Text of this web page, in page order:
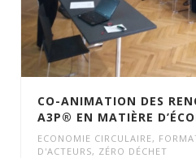
CO-ANIMATION DES
A3P® EN MATIÈRE
ECONOMIE CIRCULAIRE,
D'ACTEURS, ZÉRO DÉCHET